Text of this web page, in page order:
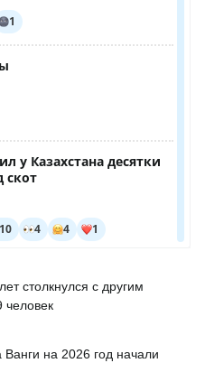
столкнулся с другим
человек
на 2026 год начали